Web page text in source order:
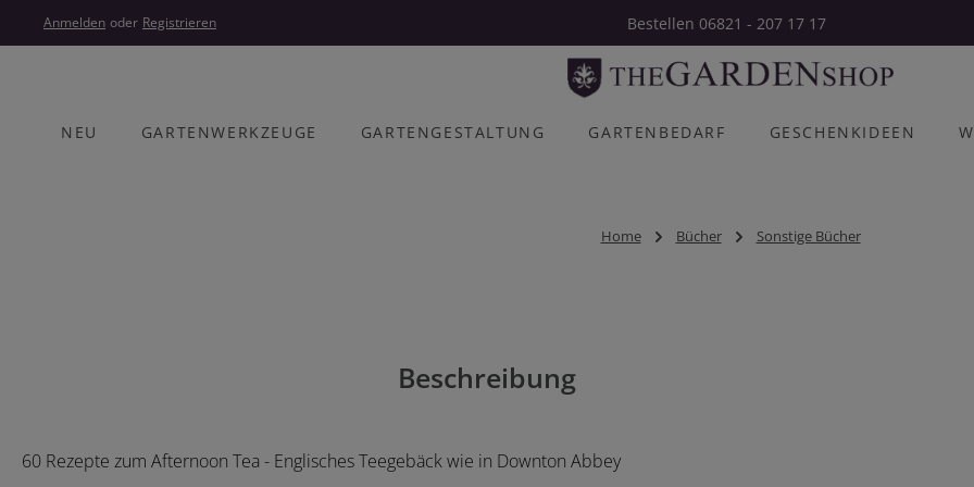
Hauptinhalt springen
Zur Hauptnavigation springen
Anmelden oder Registrieren Bestellen 06821 - 207 17 17
NEU GARTENWERKZEUGE GARTENGESTALTUNG GARTENBEDARF GESCHENKIDEEN
Home Bücher Sonstige Bücher
Beschreibung
60 Rezepte zum Afternoon Tea - Englisches Teegebäck wie in Downton Abbey